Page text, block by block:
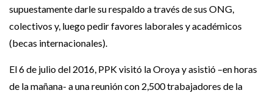
supuestamente darle su respaldo a través de sus ONG,
colectivos y, luego pedir favores laborales y académicos
(becas internacionales).
El 6 de julio del 2016, PPK visitó la Oroya y asistió –en horas
de la mañana- a una reunión con 2,500 trabajadores de la